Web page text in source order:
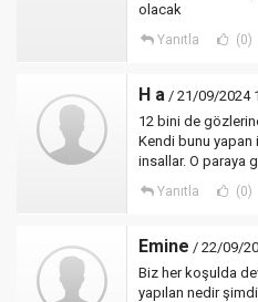
olacak
Yanıtla (0)
H a / 21/09/2024
12 bini de
Kendi bunu yapan
insallar. O paraya
Yanıtla (0)
Emine / 22/09/
Biz her koşulda
yapılan nedir